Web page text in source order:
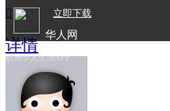
立即下载
华人网
欧洲华人生活APP

详情